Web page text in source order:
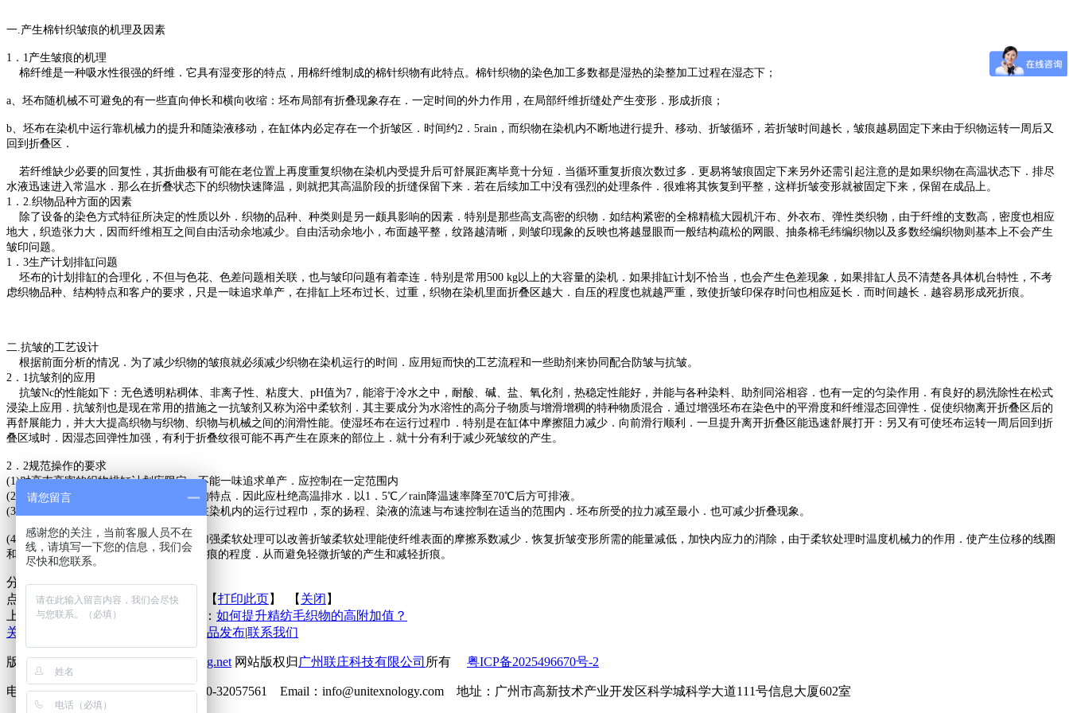
一.产生棉针织皱痕的机理及因素
1．1产生皱痕的机理
棉纤维是一种吸水性很强的纤维．它具有湿变形的特点，用棉纤维制成的棉针织物有此特点。棉针织物的染色加工多数都是湿热的染整加工过程在湿态下；
a、坯布随机械不可避免的有一些直向伸长和横向收缩：坯布局部有折叠现象存在．一定时间的外力作用，在局部纤维折缝处产生变形．形成折痕；
b、坯布在染机中运行靠机械力的提升和随染液移动，在缸体内必定存在一个折皱区．时间约2．5rain，而织物在染机内不断地进行提升、移动、折皱循环，若折皱时间越长，皱痕越易固定下来由于织物运转一周后又
回到折叠区．
若纤维缺少必要的回复性，其折曲极有可能在老位置上再度重复织物在染机内受提升后可舒展距离毕竟十分短．当循环重复折痕次数过多．更易将皱痕固定下来另外还需引起注意的是如果织物在高温状态下．排尽
水液迅速进入常温水．那么在折叠状态下的织物快速降温，则就把其高温阶段的折缝保留下来．若在后续加工中没有强烈的处理条件．很难将其恢复到平整，这样折皱变形就被固定下来，保留在成品上。
1．2.织物品种方面的因素
除了设备的染色方式特征所决定的性质以外．织物的品种、种类则是另一颇具影响的因素．特别是那些高支高密的织物．如结构紧密的全棉精梳大园机汗布、外衣布、弹性类织物，由于纤维的支数高，密度也相应
地大，织造张力大，因而纤维相互之间自由活动余地减少。自由活动余地小，布面越平整，纹路越清晰，则皱印现象的反映也将越显眼而一般结构疏松的网眼、抽条棉毛纬编织物以及多数经编织物则基本上不会产生
皱印问题。
1．3生产计划排缸问题
坯布的计划排缸的合理化，不但与色花、色差问题相关联，也与皱印问题有着牵连．特别是常用500 kg以上的大容量的染机．如果排缸计划不恰当，也会产生色差现象，如果排缸人员不清楚各具体机台特性，不考
虑织物品种、结构特点和客户的要求，只是一味追求单产，在排缸上坯布过长、过重，织物在染机里面折叠区越大．自压的程度也就越严重，致使折皱印保存时问也相应延长．而时间越长．越容易形成死折痕。
二.抗皱的工艺设计
根据前面分析的情况．为了减少织物的皱痕就必须减少织物在染机运行的时间．应用短而快的工艺流程和一些助剂来协同配合防皱与抗皱。
2．1抗皱剂的应用
抗皱Nc的性能如下：无色透明粘稠体、非离子性、粘度大、pH值为7，能溶于冷水之中，耐酸、碱、盐、氧化剂，热稳定性能好，并能与各种染料、助剂同浴相容．也有一定的匀染作用．有良好的易洗除性在松式
浸染上应用．抗皱剂也是现在常用的措施之一抗皱剂又称为浴中柔软剂．其主要成分为水溶性的高分子物质与增滑增稠的特种物质混合．通过增强坯布在染色中的平滑度和纤维湿态回弹性．促使织物离开折叠区后的
再舒展能力，并大大提高织物与织物、织物与机械之间的润滑性能。使湿坯布在运行过程巾．特别是在缸体中摩擦阻力减少．向前滑行顺利．一旦提升离开折叠区能迅速舒展打开：另又有可使坯布运转一周后回到折
叠区域时．因湿态回弹性加强，有利于折叠纹很可能不再产生在原来的部位上．就十分有利于减少死皱纹的产生。
2．2规范操作的要求
(1)对高支高密的织物排缸计划应限定，不能一味追求单产．应控制在一定范围内
(2)控制降温速度，根据棉纤维湿热变形的特点．因此应杜绝高温排水．以1．5℃／rain降温速率降至70℃后方可排液。
(3)控制机台泵的流量、布速等如果坯布在染机内的运行过程巾，泵的扬程、染液的流速与布速控制在适当的范围内．坯布所受的拉力减至最小．也可减少折叠现象。
(4)加强柔软处理．已形成折皱的坯布如加强柔软处理可以改善折皱柔软处理能使纤维表面的摩擦系数减少．恢复折皱变形所需的能量减低，加快内应力的消除，由于柔软处理时温度机械力的作用．使产生位移的线圈
和纱线尽可能的恢复原状．改善折皱和折痕的程度．从而避免轻微折皱的产生和减轻折痕。
分享到：
点击次数：更新时间：2016-03-08 【打印此页 】 【 关闭 】
上一条：牛仔布的手感整理 下一条： 如何提升精纺毛织物的高附加值？
关于联庄
新品发布联系我们
版权所有 2013©http://www.lianzhuang.net网站版权归 广州联庄科技有限公司 所有 粤ICP备2025496670号-2
电话：86-20-32058382 传真：86-20-32057561 Email：info@unitexnology.com 地址：广州市高新技术产业开发区科学城科学大道111号信息大厦602室
请您留言
感谢您的关注，当前客服人员不在
线，请填写一下您的信息，我们会
尽快和您联系。